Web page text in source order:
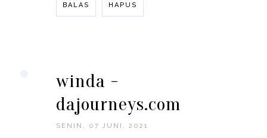
BALAS HAPUS
winda -
dajourneys.com
SENIN, 07 JUNI, 2021